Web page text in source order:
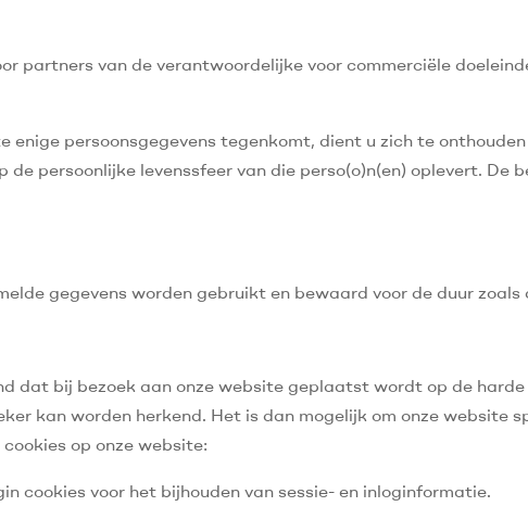
partners van de verantwoordelijke voor commerciële
enige persoonsgegevens tegenkomt, dient u zich te
persoonlijke levenssfeer van die perso(o)n(en) oplevert.
gegevens worden gebruikt en bewaard voor de duur
dat bij bezoek aan onze website geplaatst wordt op de
kan worden herkend. Het is dan mogelijk om onze website
op onze website:
cookies voor het bijhouden van sessie- en inloginformatie.